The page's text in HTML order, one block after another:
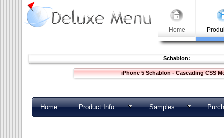
Home
Schablon:
iPhone 5 Schablon - Cascading CSS
Home Product Info Samples